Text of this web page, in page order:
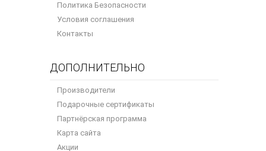
Политика Безопасности
Условия соглашения
Контакты
ДОПОЛНИТЕЛЬНО
Производители
Подарочные сертификаты
Партнёрская программа
Карта сайта
Акции